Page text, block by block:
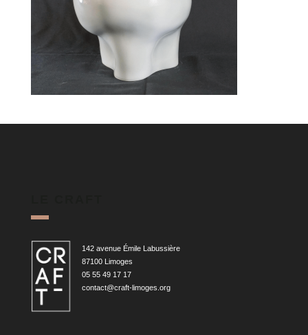
142 avenue Émile Labussière
87100 Limoges
05 55 49 17 17
contact@craft-limoges.org